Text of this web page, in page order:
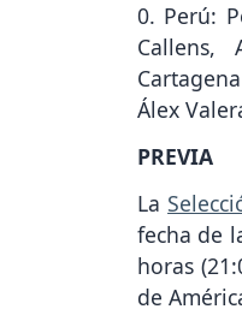
0. Perú:
Callens,
Álex
PREVIA
La
fecha de
horas
de